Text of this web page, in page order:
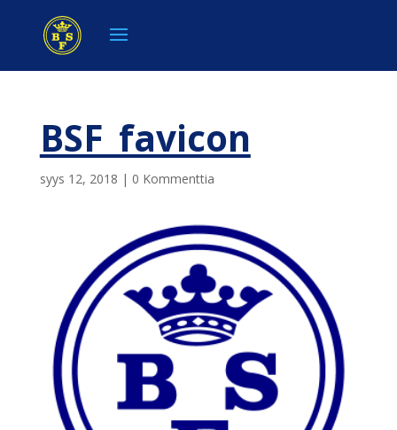
BSF_favicon
syys 12, 2018 | 0 Kommenttia